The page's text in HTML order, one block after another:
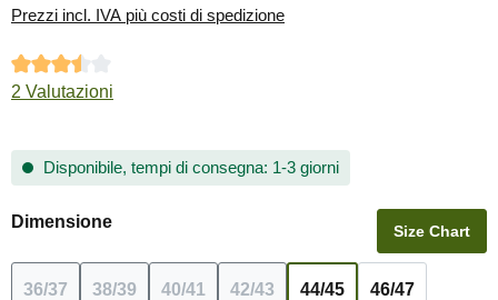
Prezzi incl. IVA più costi di spedizione
Valutazione media di 3.5 su 5 stelle
2 Valutazioni
Disponibile, tempi di consegna: 1-3 giorni
Seleziona
Dimensione Size Chart
36/37 38/39 40/41 42/43 44/45 46/47